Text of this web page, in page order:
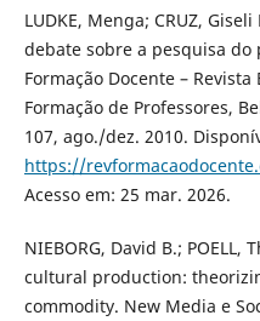
LUDKE, Menga; CRUZ,
debate sobre a pesquisa do
Formação Docente –
Formação de Professores,
107, ago./dez. 2010.
https://
Acesso em: 25 mar. 2026.
NIEBORG, David B.;
cultural production:
commodity. New Media e